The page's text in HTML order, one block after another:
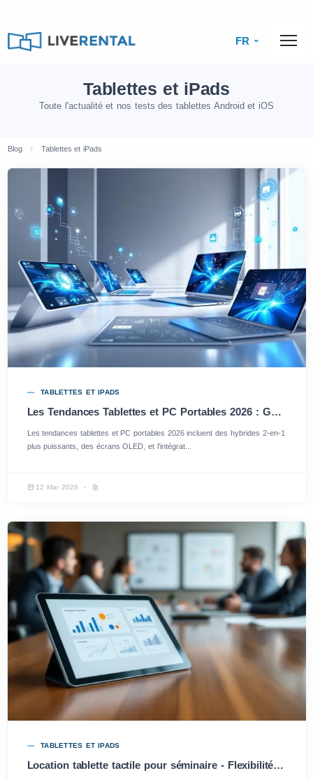
FR
Tablettes et iPads
Toute l'actualité et nos tests des tablettes Android et iOS
Blog Tablettes et iPads
TABLETTES ET IPADS
Les Tendances Tablettes et PC Portables 2026 : Guide des Meilleurs Choix
Les tendances tablettes et PC portables 2026 incluent des hybrides 2-en-1
plus puissants, des écrans OLED, et l’intégrat...
12 Mar 2026
TABLETTES ET IPADS
Location tablette tactile pour séminaire - Flexibilité et Performance